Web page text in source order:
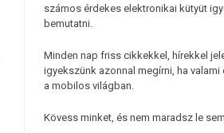
számos érdekes elektronikai kütyüt
bemutatni.
Minden nap friss cikkekkel, hírekkel
igyekszünk azonnal megírni, ha
a mobilos világban.
Kövess minket, és nem maradsz le